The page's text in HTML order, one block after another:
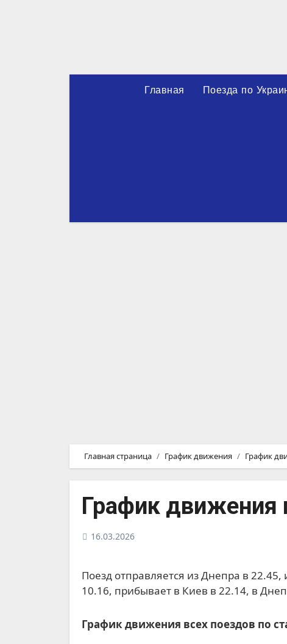
Главная Поезда по
Главная страница График движения График
График
16.03.2026
Поезд отправляется из Днепра в 22.45, из Киева в 6.47, прибывает в Хелм в 17.52. Обратно поезд отправляется из Хелма в
10.16, прибывает в Киев в 22.14, в
График движения всех поездов по